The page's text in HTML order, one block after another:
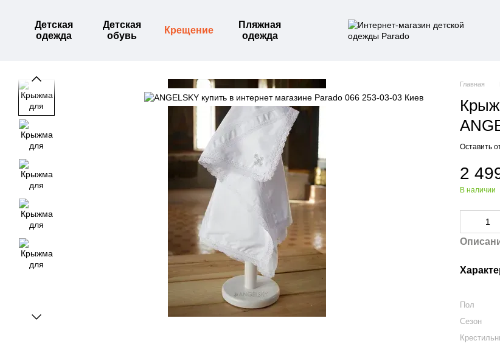
Детская
одежда
Детская
обувь
Крещение
Пляжная
одежда
Главная
Оставить
2
В наличии
Пол
Сезон